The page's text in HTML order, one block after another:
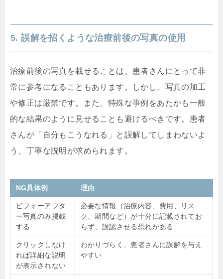
5. 誤解を招くような治療前後の写真の使用
治療前後の写真を載せることは、患者さんにとって非
常に参考になることもあります。しかし、写真の加工
や修正は厳禁です。また、特殊な事例をあたかも一般
的な結果のように見せることも避けるべきです。患者
さんが「自分もこうなれる」と誤解してしまわないよ
う、丁寧な説明が求められます。
NG具体例 理由
ビフォーアフタ
ー写真のみ掲載
する
必要な情報（治療内容、費用、リス
ク、期間など）が十分に記載されてお
らず、誤認させる恐れがある
クリックしなけ
れば詳細な説明
が表示されない
わかりづらく、患者さんに誤解を与え
やすい